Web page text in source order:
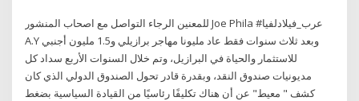
للمعنين الرجاء التواصل مع اصحاب المنشور Joe Phila #عرب_فيلادلفيا
A.Y وبعد ثلاث سنوات فقط عاد مليونا مهاجر برازيلي و1.5 مليون أجنبي
للاستثمار والحياة في البرازيل، وتم خلال السنوات الأربع سداد كل
مديونيات صندوق النقد، وبقدرة قادر تحول الصندوق الدولي الذي كان
كشف " معيط" عن أن هناك تكليفًا رئاسيًا من القيادة السياسية بضغط